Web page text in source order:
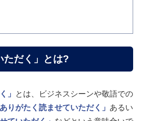
ただく」とは?
」
とは、ビジネスシーンや敬語での
ありがたく読ませていただく」 あるい